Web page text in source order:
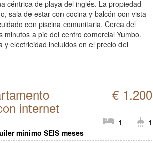
céntrica de playa del inglés. La propiedad
sala de estar con cocina y balcón con vista
con piscina comunitaria. Cerca del
a pie del centro comercial Yumbo.
y electricidad incluidos en el precio del
internet
€ 1.200
1
1
mínimo SEIS meses